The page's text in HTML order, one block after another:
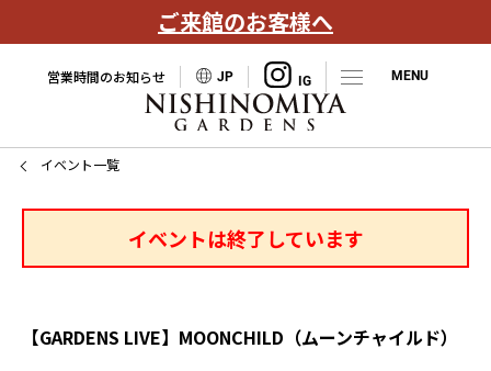
ご来館のお客様へ
営業時間のお知らせ JP
イベント一覧
イベントは終了しています
【GARDENS LIVE】MOONCHILD（ムーンチャイルド）